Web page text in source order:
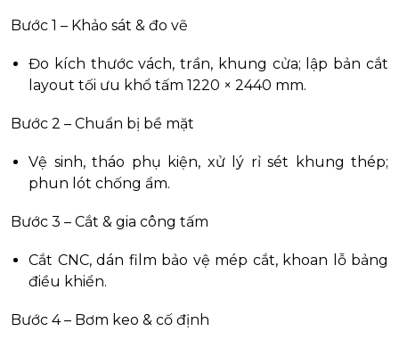
Bước 1 – Khảo sát & đo vẽ
Đo kích thước vách, trần, khung cửa; lập bản cắt
layout tối ưu khổ tấm 1220 × 2440 mm.
Bước 2 – Chuẩn bị bề mặt
Vệ sinh, tháo phụ kiện, xử lý rỉ sét khung thép;
phun lót chống ẩm.
Bước 3 – Cắt & gia công tấm
Cắt CNC, dán film bảo vệ mép cắt, khoan lỗ bảng
điều khiển.
Bước 4 – Bơm keo & cố định